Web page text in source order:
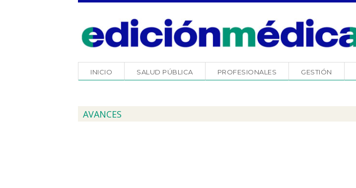
INICIO SALUD PÚBLICA PROFESIONALES GESTIÓN
AVANCES